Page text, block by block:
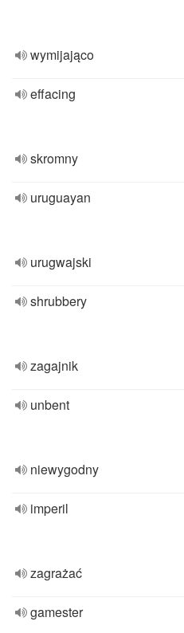
wymijająco
effacing
skromny
uruguayan
urugwajski
shrubbery
zagajnik
unbent
niewygodny
imperil
zagrażać
gamester